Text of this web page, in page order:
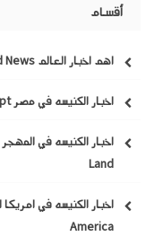
أقسام
اهم اخبار العالم World News
اخبار الكنيسه في مصر Church news in Egypt
Land
America